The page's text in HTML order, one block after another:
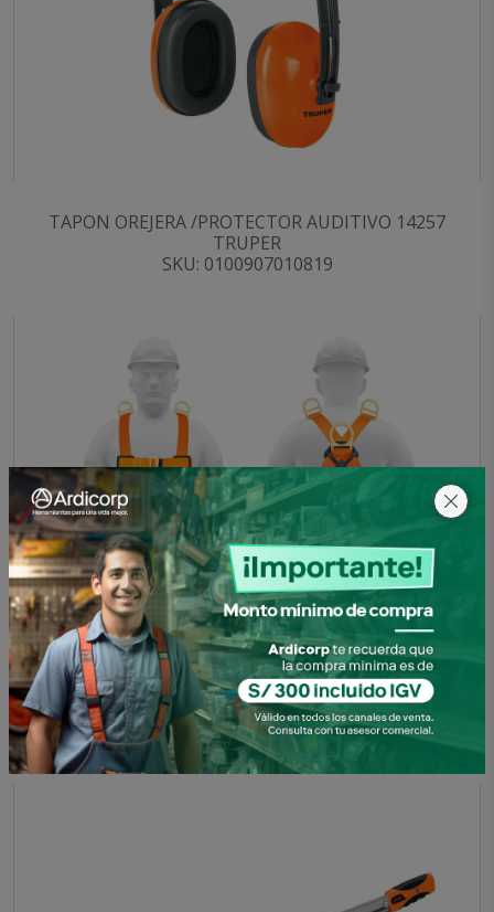
TAPON OREJERA /PROTECTOR AUDITIVO 14257
TRUPER
SKU: 0100907010819
ARNES DE CUERPO COMP. 3 ANILLOS RESCATE 14433
TRUP
SKU: 0100907110148